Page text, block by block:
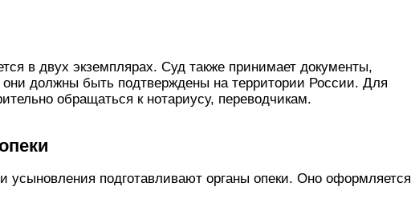
в двух экземплярах. Суд также принимает документы,
должны быть подтверждены на территории России. Для
обращаться к нотариусу, переводчикам.
усыновления подготавливают органы опеки. Оно оформляется